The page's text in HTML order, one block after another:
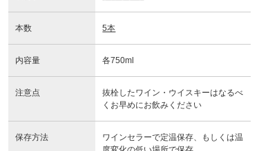
本数 5本
内容量 各750ml
注意点
抜栓したワイン・ウイスキーはなるべ
くお早めにお飲みください
保存方法
ワインセラーで定温保存、もしくは温